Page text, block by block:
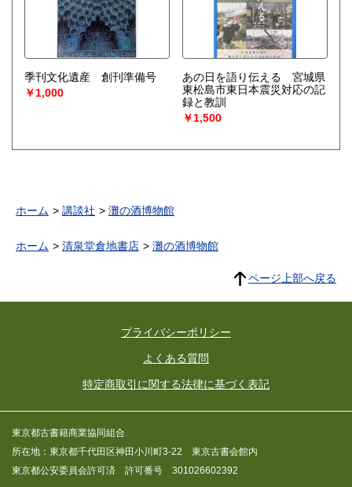
季刊文化遺産 創刊準備号
￥1,000
あの日を語り伝える 宮城県
東松島市東日本震災対応の記
録と教訓
￥1,500
ホーム 講談社 灘の酒博物館
ホーム 清泉堂倉地書店 灘の酒博物館
ページ上部へ戻る
プライバシーポリシー
よくある質問
特定商取引に関する法律に基づく表記
東京都古書籍商業協同組合
所在地：東京都千代田区神田小川町3-22 東京古書会館内
東京都公安委員会許可済 許可番号 301026602392